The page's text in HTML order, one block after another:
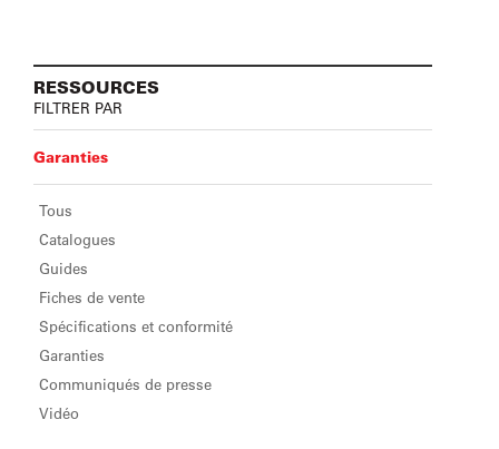
RESSOURCES
FILTRER PAR
Garanties
Tous
Catalogues
Guides
Fiches de vente
Spécifications et conformité
Garanties
Communiqués de presse
Vidéo